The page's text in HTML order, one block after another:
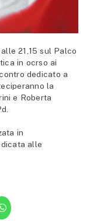
21,15 sul Palco
in ocrso ai
dedicato a
la
e Roberta
in
alle
Fai
clic
per